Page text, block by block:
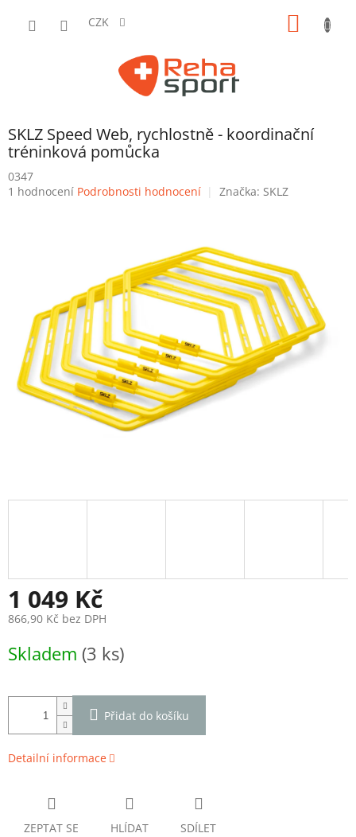
CZK
SKLZ Speed Web, rychlostně - koordinační
tréninková pomůcka
0347
Průměrné
1 hodnocení Podrobnosti hodnocení Značka: SKLZ
1 049 Kč
866,90 Kč bez DPH
cena:
Skladem (3 ks)
Přidat do košíku
Detailní informace
ZEPTAT SE HLÍDAT SDÍLET